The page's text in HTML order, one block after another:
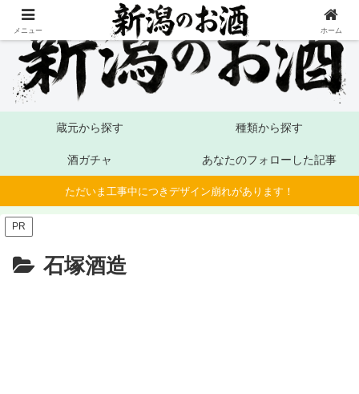
蔵元から探す 種類から探す
酒ガチャ あなたのフォローした記事
ただいま工事中につきデザイン崩れがあります！
PR
石塚酒造
メニュー ホーム